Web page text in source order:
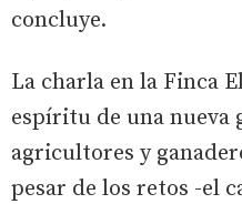
concluye.
La charla en la Finca
espíritu de una nueva
agricultores y
pesar de los retos -el